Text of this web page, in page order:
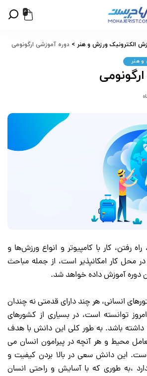
0
الکترونیک ورزش و هنر > دوره آموزشی ارگونومی
و هنر
رفتن، کار با کامپیو‌تر و انواع ورزش‌ها و
محل کار امکانپذیر است، از جمله مباحث
دورهآموزش داده خواهد شد.
انسانی، هر چند دارای قدمتی نه چندان
توانسته است، در بسیاری از کشورهای
باشد. به طور کلی این دانش با هدف
محیط و هر آنچه در پیرامون انسان می
است. این دانش سعی در بالا بردن کیفیت و
،به طوری که با آسایش و راحتی انسان